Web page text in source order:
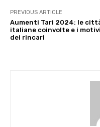
PREVIOUS ARTICLE
Aumenti Tari 2024: le
italiane coinvolte e i motivi
dei rincari